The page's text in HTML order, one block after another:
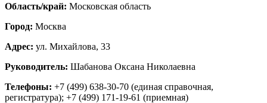
Область/край: Московская область
Город: Москва
Адрес: ул. Михайлова, 33
Руководитель: Шабанова Оксана Николаевна
Телефоны: +7 (499) 638-30-70 (единая справочная,
регистратура); +7 (499) 171-19-61 (приемная)